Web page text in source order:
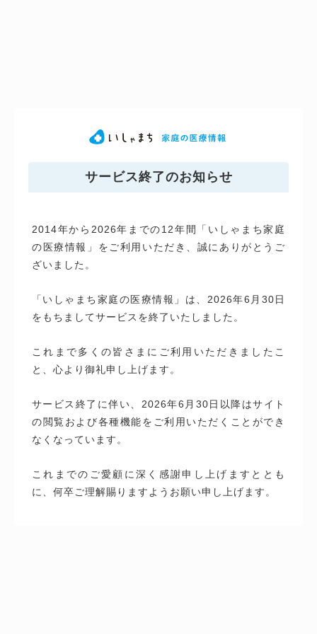
サービス終了のお知らせ
2014年から2026年までの12年間「いしゃまち家庭
の医療情報」をご利用いただき、誠にありがとうご
ざいました。
「いしゃまち家庭の医療情報」は、2026年6月30日
をもちましてサービスを終了いたしました。
これまで多くの皆さまにご利用いただきましたこ
と、心より御礼申し上げます。
サービス終了に伴い、2026年6月30日以降はサイト
の閲覧および各種機能をご利用いただくことができ
なくなっています。
これまでのご愛顧に深く感謝申し上げますととも
に、何卒ご理解賜りますようお願い申し上げます。